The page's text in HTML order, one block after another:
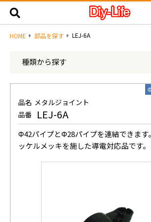
HOME 部品を探す LEJ-6A
種類から探す
品名 メタルジョイント
品番
LEJ-6A
Φ42パイプとΦ28パイプを連結できます
ッケルメッキを施した導電対応品です。